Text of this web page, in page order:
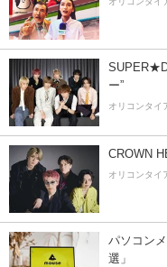
ー”
オリコンタイ
CROWN
オリコンタイ
パソコン
選」